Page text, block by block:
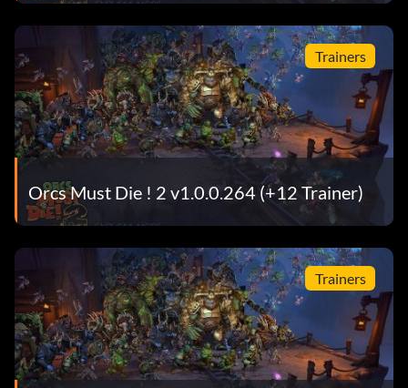
Trainers
Orcs Must Die ! 2 v1.0.0.264 (+12 Trainer)
Trainers